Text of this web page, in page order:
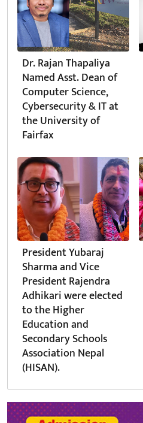
Dr. Rajan Thapaliya
Named Asst. Dean of
Computer Science,
Cybersecurity & IT at
the University of
Fairfax
President Yubaraj
Sharma and Vice
President Rajendra
Adhikari were elected
to the Higher
Education and
Secondary Schools
Association Nepal
(HISAN).